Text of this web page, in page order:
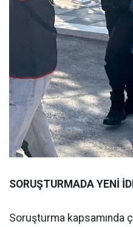
SORUŞTURMADA YENİ
Soruşturma kapsamında